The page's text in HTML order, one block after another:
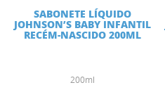
SABONETE LÍQUIDO
JOHNSON’S BABY INFANTIL
RECÉM-NASCIDO 200ML
200ml